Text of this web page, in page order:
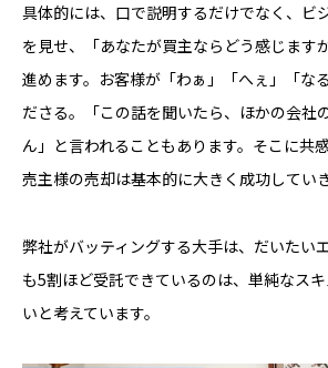
具体的には、口で説明するだけでなく、ビ
を見せ、「あなたが買主ならどう感じます
進めます。お客様が「わぁ」「へぇ」「な
ださる。「この話を聞いたら、ほかの会社
ん」と言われることもあります。そこに共
売主様の売却は基本的に大きく成功していき
弊社がバッティングする大手は、だいたい
も5割ほど受託できているのは、単純なス
いと考えています。